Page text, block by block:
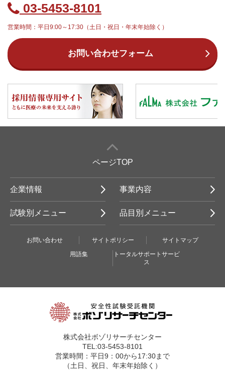
03-5453-8101
営業時間：平日9:00～17:30（土日・祝日・年末年始除く）
お問い合わせフォーム
ページTOP
企業情報 事業内容
試験別メニュー 品目別メニュー
お問い合わせ サイトポリシー
サイトマップ
用語集
トータルサポートサービ
ス
株式会社ボゾリサーチセンター
TEL:03-5453-8101
営業時間：平日9：00から17:30まで
（土日、祝日、年末年始除く）